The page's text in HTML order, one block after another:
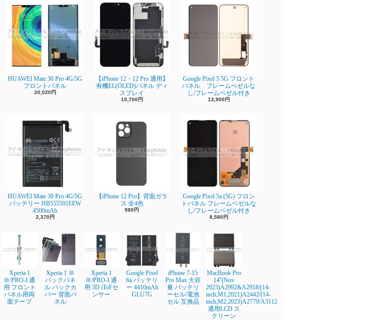
HUAWEI Mate 30 Pro 4G/5G
フロントパネル
20,020円
【iPhone 12・12 Pro 通用】
有機EL(OLED)パネル ディ
スプレイ
10,700円
Google Pixel 5 5G フロント
パネル フレームベゼルな
し/フレームベゼル付き
13,900円
HUAWEI Mate 30 Pro 4G/5G
バッテリー HB555591EEW
4500mAh
2,370円
【iPhone 12 Pro】背面ガラ
ス 全4色
980円
Google Pixel 5a (5G) フロン
トパネル フレームベゼルな
し/フレームベゼル付き
8,580円
Xperia 1
Ⅲ/PRO-I 通
用 フロント
パネル用両
面テープ
Xperia 1 Ⅲ
バックパネ
ル バックカ
バー 背面パ
ネル
Xperia 1
Ⅲ/PRO-I 通
用 3D iToFセ
ンサー
Google Pixel
6a バッテリ
ー 4410mAh
GLU7G
iPhone 7-15
Pro Max 大容
量 バッテリ
ーセル/電池
セル 互換品
MacBook Pro
14''(Nov
2023)A2992&A2918/(14-
inch,M1,2021)A2442/(14-
inch,M2,2023)A2779/A3112
通用LCD ス
クリーン